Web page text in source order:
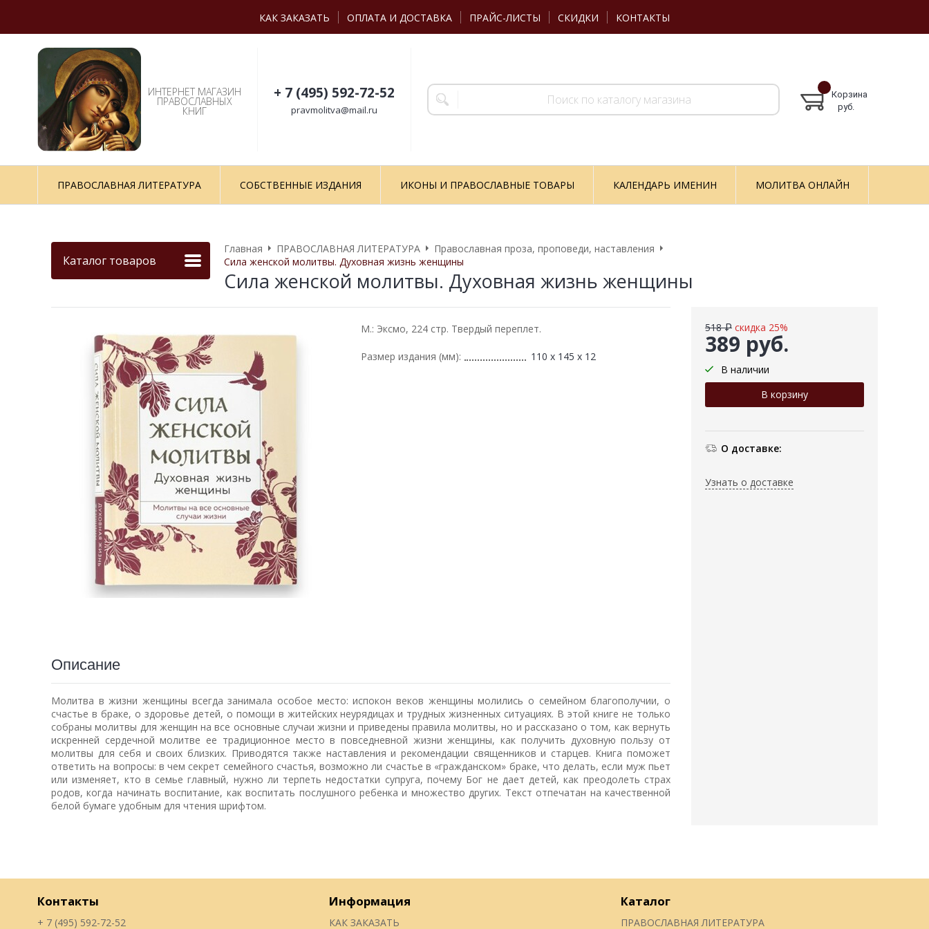
КАК ЗАКАЗАТЬ ОПЛАТА И ДОСТАВКА ПРАЙС-ЛИСТЫ СКИДКИ КОНТАКТЫ
ИНТЕРНЕТ МАГАЗИН
ПРАВОСЛАВНЫХ
КНИГ
+ 7 (495) 592-72-52
pravmolitva@mail.ru
Корзина
руб.
ПРАВОСЛАВНАЯ ЛИТЕРАТУРА СОБСТВЕННЫЕ ИЗДАНИЯ ИКОНЫ И ПРАВОСЛАВНЫЕ ТОВАРЫ КАЛЕНДАРЬ ИМЕНИН МОЛИТВА ОНЛАЙН
Каталог товаров
Главная ПРАВОСЛАВНАЯ ЛИТЕРАТУРА
Православная проза, проповеди, наставления
Сила женской молитвы. Духовная жизнь женщины
Сила женской молитвы. Духовная жизнь женщины
389 руб.
518 ₽ скидка 25%
В наличии
О доставке:
Узнать о доставке
М.: Эксмо, 224 стр. Твердый переплет.
Размер издания (мм): 110 х 145 х 12
Описание
Молитва в жизни женщины всегда занимала особое место: испокон веков женщины молились о семейном благополучии, о
счастье в браке, о здоровье детей, о помощи в житейских неурядицах и трудных жизненных ситуациях. В этой книге не только
собраны молитвы для женщин на все основные случаи жизни и приведены правила молитвы, но и рассказано о том, как вернуть
искренней сердечной молитве ее традиционное место в повседневной жизни женщины, как получить духовную пользу от
молитвы для себя и своих близких. Приводятся также наставления и рекомендации священников и старцев. Книга поможет
ответить на вопросы: в чем секрет семейного счастья, возможно ли счастье в «гражданском» браке, что делать, если муж пьет
или изменяет, кто в семье главный, нужно ли терпеть недостатки супруга, почему Бог не дает детей, как преодолеть страх
родов, когда начинать воспитание, как воспитать послушного ребенка и множество других. Текст отпечатан на качественной
белой бумаге удобным для чтения шрифтом.
Контакты
+ 7 (495) 592-72-52
Информация
КАК ЗАКАЗАТЬ
Каталог
ПРАВОСЛАВНАЯ ЛИТЕРАТУРА